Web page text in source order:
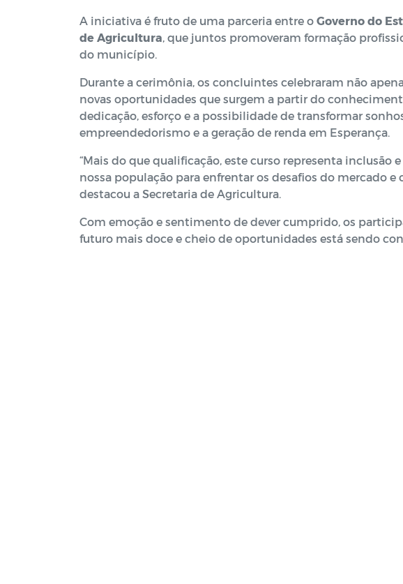
A iniciativa é fruto de uma parceria entre o Governo do
de Agricultura , que juntos promoveram formação
do município.
Durante a cerimônia, os concluintes celebraram não
novas oportunidades que surgem a partir do
dedicação, esforço e a possibilidade de transformar
empreendedorismo e a geração de renda em Esperança.
“Mais do que qualificação, este curso representa inclusão
nossa população para enfrentar os desafios do mercado
destacou a Secretaria de Agricultura.
Com emoção e sentimento de dever cumprido, os
futuro mais doce e cheio de oportunidades está sendo